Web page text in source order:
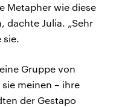
Metapher wie diese
dachte Julia. „Sehr
sie.
Gruppe von
meinen – ihre
der Gestapo